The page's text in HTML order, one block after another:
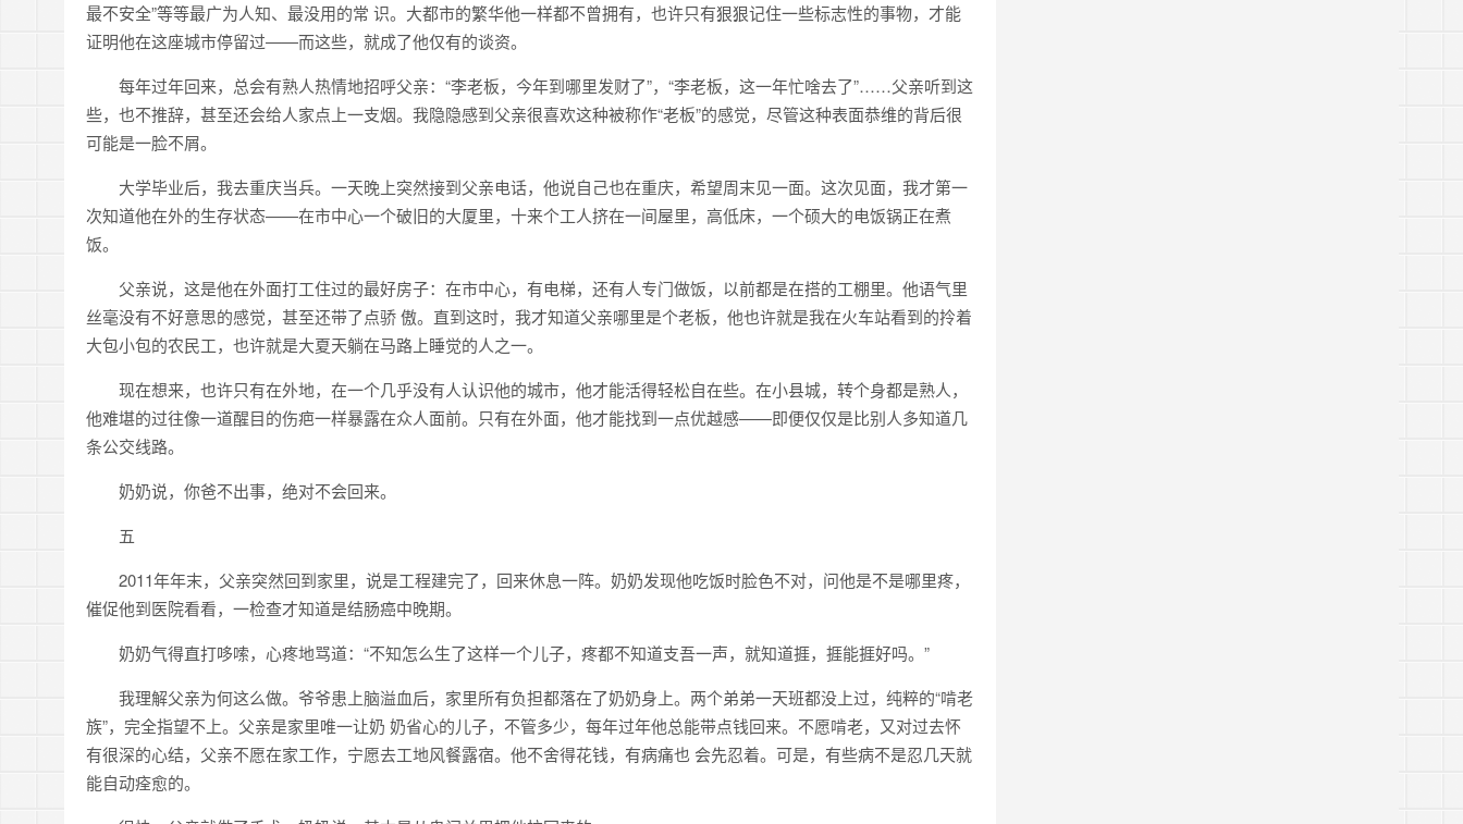
最不安全”等等最广为人知、最没用的常 识。大都市的繁华他一样都不曾拥有，也许只有狠狠记住一些标志性的事物，才能
证明他在这座城市停留过——而这些，就成了他仅有的谈资。
每年过年回来，总会有熟人热情地招呼父亲：“李老板，今年到哪里发财了”，“李老板，这一年忙啥去了”……父亲听到这
些，也不推辞，甚至还会给人家点上一支烟。我隐隐感到父亲很喜欢这种被称作“老板”的感觉，尽管这种表面恭维的背后很
可能是一脸不屑。
大学毕业后，我去重庆当兵。一天晚上突然接到父亲电话，他说自己也在重庆，希望周末见一面。这次见面，我才第一
次知道他在外的生存状态——在市中心一个破旧的大厦里，十来个工人挤在一间屋里，高低床，一个硕大的电饭锅正在煮
饭。
父亲说，这是他在外面打工住过的最好房子：在市中心，有电梯，还有人专门做饭，以前都是在搭的工棚里。他语气里
丝毫没有不好意思的感觉，甚至还带了点骄 傲。直到这时，我才知道父亲哪里是个老板，他也许就是我在火车站看到的拎着
大包小包的农民工，也许就是大夏天躺在马路上睡觉的人之一。
现在想来，也许只有在外地，在一个几乎没有人认识他的城市，他才能活得轻松自在些。在小县城，转个身都是熟人，
他难堪的过往像一道醒目的伤疤一样暴露在众人面前。只有在外面，他才能找到一点优越感——即便仅仅是比别人多知道几
条公交线路。
奶奶说，你爸不出事，绝对不会回来。
五
2011年年末，父亲突然回到家里，说是工程建完了，回来休息一阵。奶奶发现他吃饭时脸色不对，问他是不是哪里疼，
催促他到医院看看，一检查才知道是结肠癌中晚期。
奶奶气得直打哆嗦，心疼地骂道：“不知怎么生了这样一个儿子，疼都不知道支吾一声，就知道捱，捱能捱好吗。”
我理解父亲为何这么做。爷爷患上脑溢血后，家里所有负担都落在了奶奶身上。两个弟弟一天班都没上过，纯粹的“啃老
族”，完全指望不上。父亲是家里唯一让奶 奶省心的儿子，不管多少，每年过年他总能带点钱回来。不愿啃老，又对过去怀
有很深的心结，父亲不愿在家工作，宁愿去工地风餐露宿。他不舍得花钱，有病痛也 会先忍着。可是，有些病不是忍几天就
能自动痊愈的。